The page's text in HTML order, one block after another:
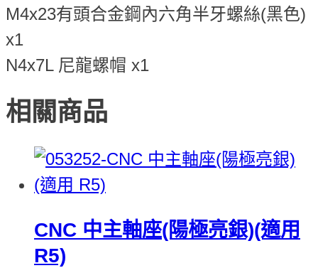
M4x23有頭合金鋼內六角半牙螺絲(黑色)
x1
N4x7L 尼龍螺帽 x1
相關商品
CNC 中主軸座(陽極亮銀)(適用
R5)